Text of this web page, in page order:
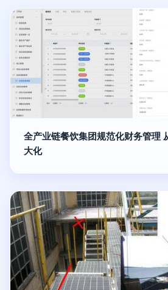
全产业链餐饮集团规范化财务管理
大化